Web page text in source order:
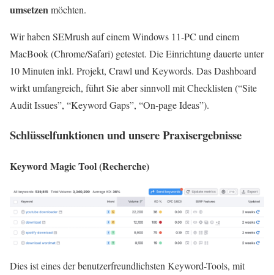
umsetzenmöchten.
Wir haben SEMrush auf einem Windows 11‑PC und einem
MacBook (Chrome/Safari) getestet. Die Einrichtung dauerte unter
10 Minuten inkl. Projekt, Crawl und Keywords. Das Dashboard
wirkt umfangreich, führt Sie aber sinnvoll mit Checklisten (“Site
Audit Issues”, “Keyword Gaps”, “On‑page Ideas”).
Schlüsselfunktionen und unsere Praxisergebnisse
Keyword Magic Tool (Recherche)
Dies ist eines der benutzerfreundlichsten Keyword-Tools, mit